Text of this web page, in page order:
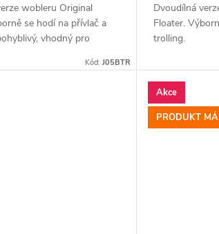
wobleru Original
se hodí na přívlač a
vhodný pro
neteční....
Kód: J05BTR
Dvoudílná
Floater.
trolling.
Akce
PRODUKT